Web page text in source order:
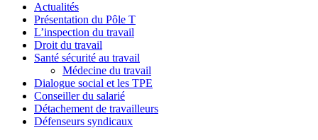
Actualités
Présentation du Pôle T
L’inspection du travail
Droit du travail
Santé sécurité au travail
Médecine du travail
Dialogue social et les TPE
Conseiller du salarié
Détachement de travailleurs
Défenseurs syndicaux